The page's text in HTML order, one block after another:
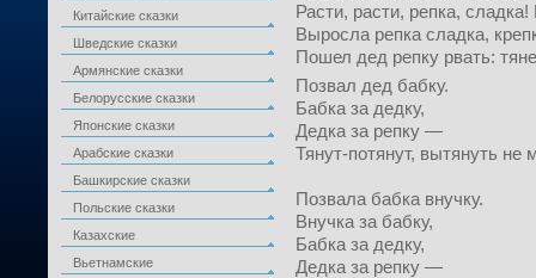
Китайские сказки
Шведские сказки
Армянские сказки
Белорусские сказки
Японские сказки
Арабские сказки
Башкирские сказки
Польские сказки
Казахские
Вьетнамские
Расти, расти, репка,
Выросла репка сладка,
Пошел дед репку рвать:
Позвал дед бабку.
Бабка за дедку,
Дедка за репку —
Тянут-потянут, вытянуть не
Позвала бабка внучку.
Внучка за бабку,
Бабка за дедку,
Дедка за репку —